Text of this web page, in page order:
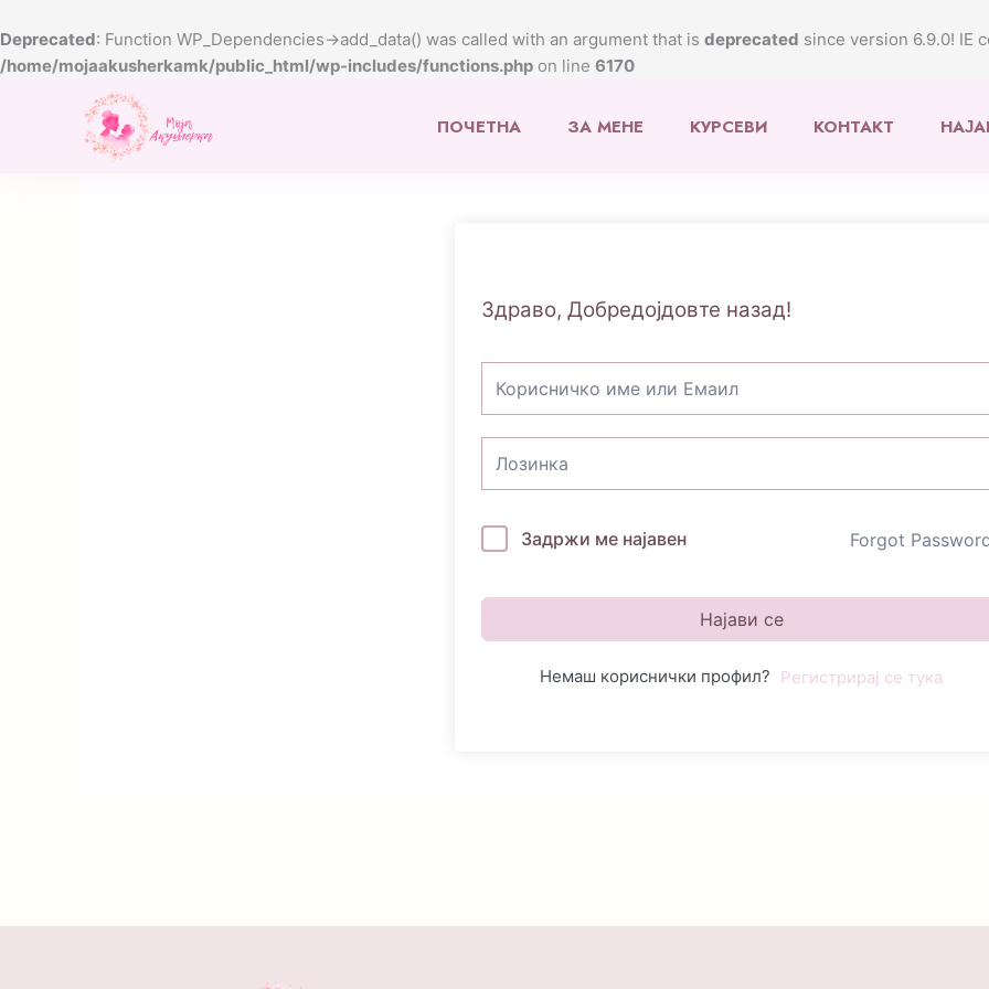
Deprecated: Function WP_Dependencies->add_data() was called with an argument that is deprecated since version 6.9.0! IE
/home/mojaakusherkamk/public_html/wp-includes/functions.php on line 6170
to
content
ПОЧЕТНА ЗА МЕНЕ КУРСЕВИ КОНТАКТ
Здраво, Добредојдовте назад!
Задржи ме најавен Forgot
Најави се
Немаш кориснички профил? Регистрирај се тука